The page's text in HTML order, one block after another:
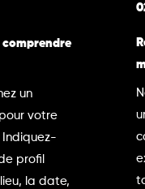
comprendre
un
votre
Indiquez-
profil
la date,